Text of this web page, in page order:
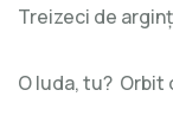
Treizeci de
O Iuda, tu? Orbit